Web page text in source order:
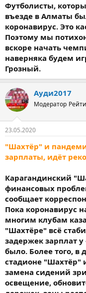
Футболисты,
въезде в Алматы
коронавирус. Это
Поэтому мы
вскоре начать
наверняка будем
Грозный.
Ауди2017
Модератор
23.05.2020
"Шахтёр" и
зарплаты, идёт
Карагандинский
финансовых
сообщает
Пока коронавирус
многим клубам
"Шахтёре" всё
задержек зарплат
было. Более того,
стадионе "Шахтёр"
замена сидений
освещение,